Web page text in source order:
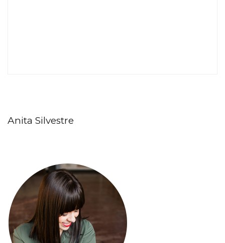
Anita Silvestre